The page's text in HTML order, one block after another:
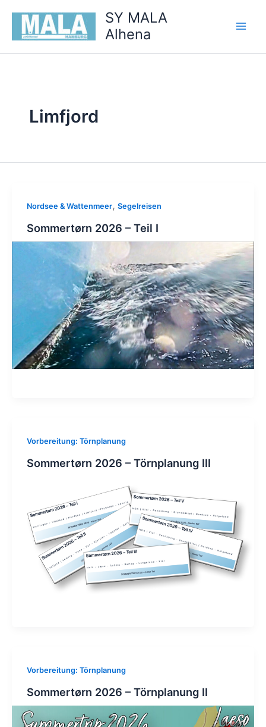
springen
SY MALA
Alhena
Limfjord
Nordsee & Wattenmeer, Segelreisen
Sommertørn 2026 – Teil I
Vorbereitung: Törnplanung
Sommertørn 2026 – Törnplanung III
Vorbereitung: Törnplanung
Sommertørn 2026 – Törnplanung II